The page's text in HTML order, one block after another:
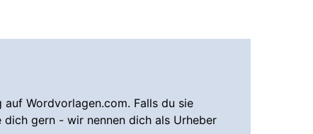
Wordvorlagen.com. Falls du sie
gern - wir nennen dich als Urheber